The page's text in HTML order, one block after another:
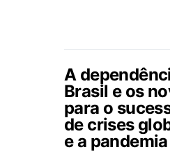
A
Brasil e os
para o
de crises
e a